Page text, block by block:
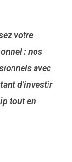
votre
: nos
avec
d’investir
tout en